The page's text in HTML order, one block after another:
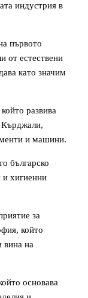
индустрия в
първото
от естествени
като значим
развива
Кърджали,
и машини.
българско
и хигиенни
за
който
вина на
основава